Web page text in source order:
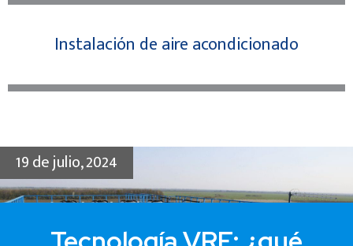
Instalación de aire acondicionado
19 de julio, 2024